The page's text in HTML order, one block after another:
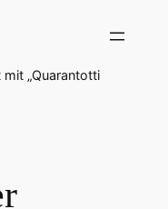
„Quarantotti